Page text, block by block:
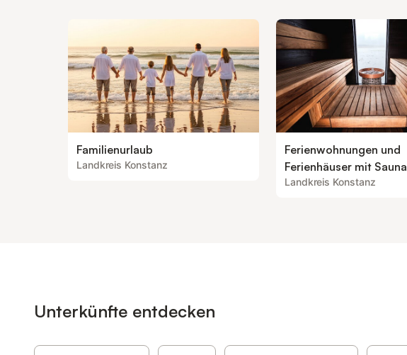
Familienurlaub
Landkreis Konstanz
Ferienwohnungen und
Ferienhäuser mit Sauna
Landkreis Konstanz
Unterkünfte entdecken